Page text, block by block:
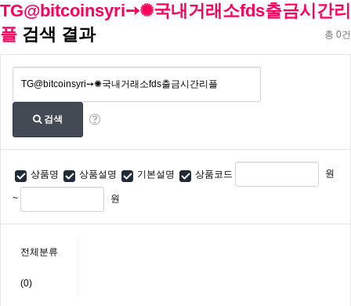
TG@bitcoinsyri➙✺국내거래소fds출금시간리
플 검색 결과 총 0건
검색
상품명 상품설명 기본설명 상품코드 원
~ 원
전체분류
(0)